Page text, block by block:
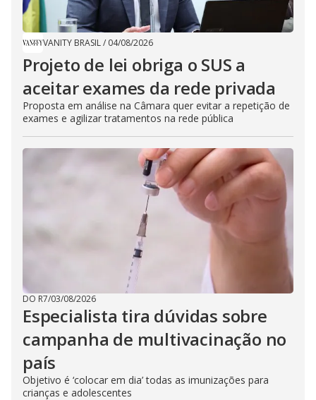
VANITY BRASIL/ 04/08/2026
Projeto de lei obriga o SUS a
aceitar exames da rede privada
Proposta em análise na Câmara quer evitar a repetição de
exames e agilizar tratamentos na rede pública
DO R7/03/08/2026
Especialista tira dúvidas sobre
campanha de multivacinação no
país
Objetivo é ‘colocar em dia’ todas as imunizações para
crianças e adolescentes